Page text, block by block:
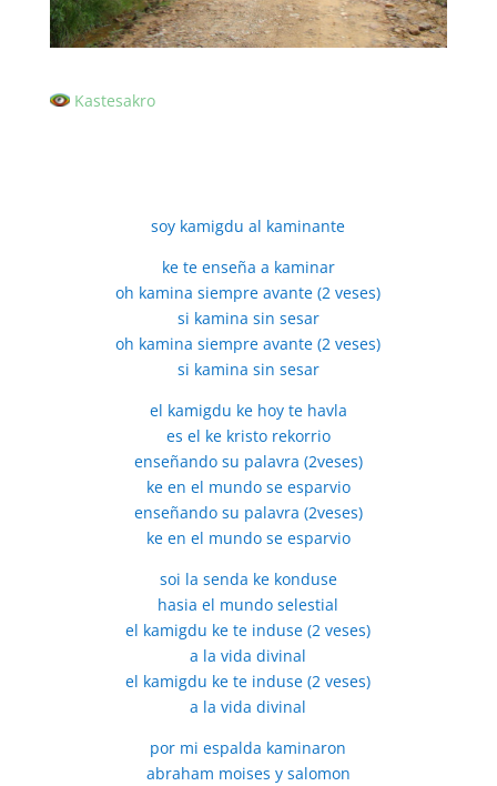
Kastesakro
soy kamigdu al kaminante
ke te enseña a kaminar
oh kamina siempre avante (2 veses)
si kamina sin sesar
oh kamina siempre avante (2 veses)
si kamina sin sesar
el kamigdu ke hoy te havla
es el ke kristo rekorrio
enseñando su palavra (2veses)
ke en el mundo se esparvio
enseñando su palavra (2veses)
ke en el mundo se esparvio
soi la senda ke konduse
hasia el mundo selestial
el kamigdu ke te induse (2 veses)
a la vida divinal
el kamigdu ke te induse (2 veses)
a la vida divinal
por mi espalda kaminaron
abraham moises y salomon